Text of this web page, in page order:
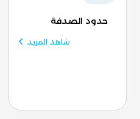
حدود الصدفة
شاهد المزيد